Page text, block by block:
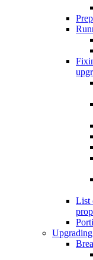
List